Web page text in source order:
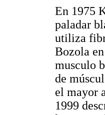
En 1975
paladar
utiliza
Bozola
musculo
de
el mayor
1999